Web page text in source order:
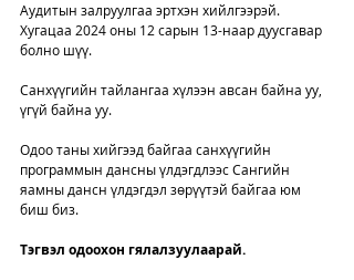
Аудитын залруулгаа эртхэн хийлгээрэй.
Хугацаа 2024 оны 12 сарын 13-наар дуусгавар
болно шүү.
Санхүүгийн тайлангаа хүлээн авсан байна уу,
үгүй байна уу.
Одоо таны хийгээд байгаа санхүүгийн
программын дансны үлдэгдлээс Сангийн
яамны дансн үлдэгдэл зөрүүтэй байгаа юм
биш биз.
Тэгвэл одоохон гялалзуулаарай.